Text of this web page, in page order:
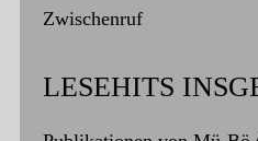
Zwischenruf
LESEHITS